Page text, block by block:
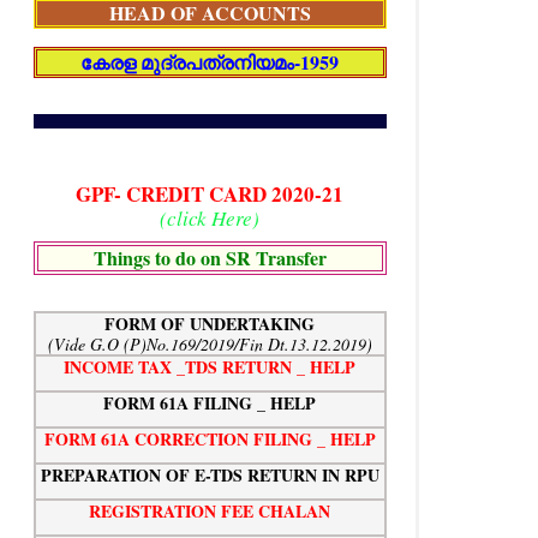
HEAD OF ACCOUNTS
കേരള മുദ്രപത്രനിയമം-1959
GPF- CREDIT CARD 2020-21
(click Here)
Things to do on SR Transfer
FORM OF UNDERTAKING
(Vide G.O (P)No.169/2019/Fin Dt.13.12.2019)
INCOME TAX _TDS RETURN _ HELP
FORM 61A FILING _ HELP
FORM 61A CORRECTION FILING _ HELP
PREPARATION OF E-TDS RETURN IN RPU
REGISTRATION FEE CHALAN